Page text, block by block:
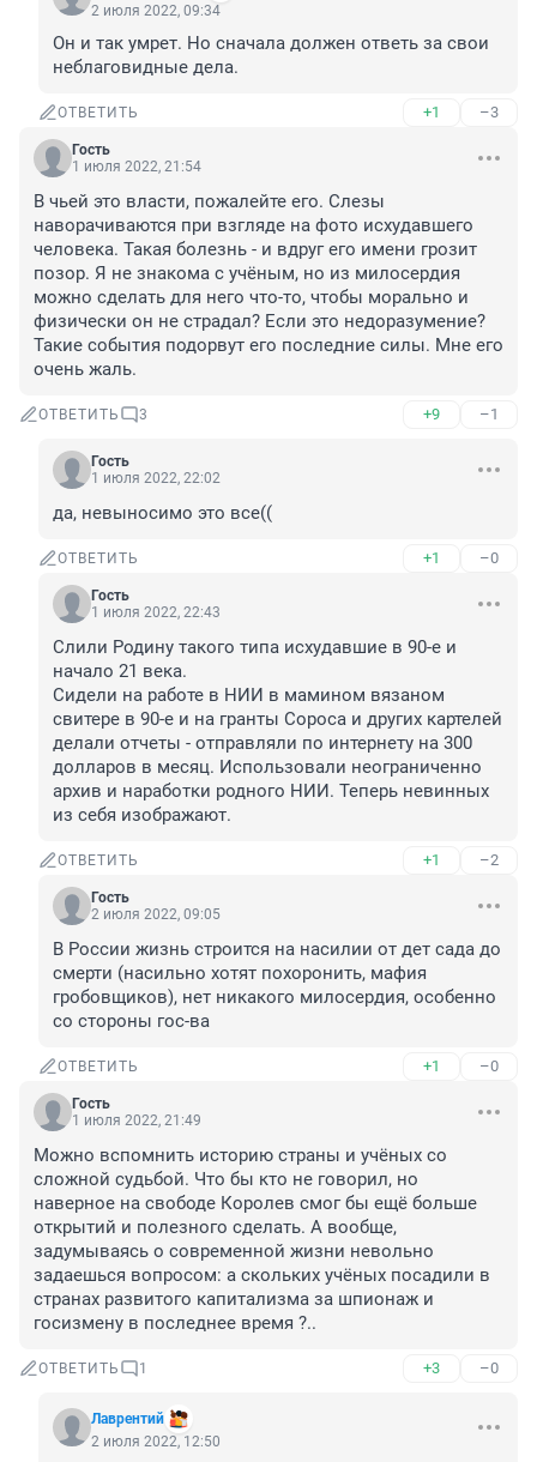
2 июля 2022, 09:34
Он и так умрет. Но сначала должен ответь за свои
неблаговидные дела.
ОТВЕТИТЬ +1 –3
Гость
1 июля 2022, 21:54
В чьей это власти, пожалейте его. Слезы
наворачиваются при взгляде на фото исхудавшего
человека. Такая болезнь - и вдруг его имени грозит
позор. Я не знакома с учёным, но из милосердия
можно сделать для него что-то, чтобы морально и
физически он не страдал? Если это недоразумение?
Такие события подорвут его последние силы. Мне его
очень жаль.
ОТВЕТИТЬ 3 +9 –1
Гость
1 июля 2022, 22:02
да, невыносимо это все((
ОТВЕТИТЬ +1 –0
Гость
1 июля 2022, 22:43
Слили Родину такого типа исхудавшие в 90-е и
начало 21 века.
Сидели на работе в НИИ в мамином вязаном
свитере в 90-е и на гранты Сороса и других картелей
делали отчеты - отправляли по интернету на 300
долларов в месяц. Использовали неограниченно
архив и наработки родного НИИ. Теперь невинных
из себя изображают.
ОТВЕТИТЬ +1 –2
Гость
2 июля 2022, 09:05
В России жизнь строится на насилии от дет сада до
смерти (насильно хотят похоронить, мафия
гробовщиков), нет никакого милосердия, особенно
со стороны гос-ва
ОТВЕТИТЬ +1 –0
Гость
1 июля 2022, 21:49
Можно вспомнить историю страны и учёных со
сложной судьбой. Что бы кто не говорил, но
наверное на свободе Королев смог бы ещё больше
открытий и полезного сделать. А вообще,
задумываясь о современной жизни невольно
задаешься вопросом: а скольких учёных посадили в
странах развитого капитализма за шпионаж и
госизмену в последнее время ?..
ОТВЕТИТЬ 1 +3 –0
Лаврентий
2 июля 2022, 12:50